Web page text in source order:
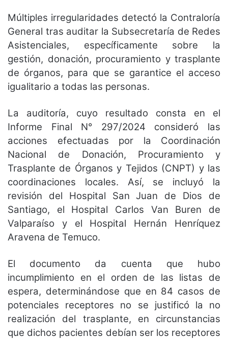
Múltiples irregularidades detectó la Contraloría
General tras auditar la Subsecretaría de Redes
Asistenciales, específicamente sobre la
gestión, donación, procuramiento y trasplante
de órganos, para que se garantice el acceso
igualitario a todas las personas.
La auditoría, cuyo resultado consta en el
Informe Final N° 297/2024 consideró las
acciones efectuadas por la Coordinación
Nacional de Donación, Procuramiento y
Trasplante de Órganos y Tejidos (CNPT) y las
coordinaciones locales. Así, se incluyó la
revisión del Hospital San Juan de Dios de
Santiago, el Hospital Carlos Van Buren de
Valparaíso y el Hospital Hernán Henríquez
Aravena de Temuco.
El documento da cuenta que hubo
incumplimiento en el orden de las listas de
espera, determinándose que en 84 casos de
potenciales receptores no se justificó la no
realización del trasplante, en circunstancias
que dichos pacientes debían ser los receptores